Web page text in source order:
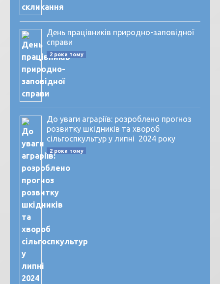
День працівників природно-заповідної
справи
2 роки тому
До уваги аграріїв: розроблено прогноз
розвитку шкідників та хвороб
сільгоспкультур у липні 2024 року
2 роки тому